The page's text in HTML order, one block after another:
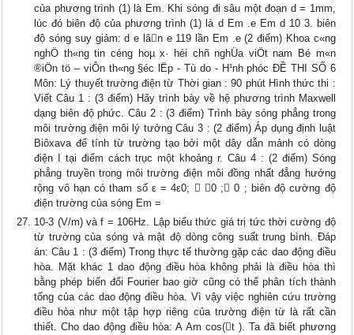
của phương trình (1) là Em. Khi sóng đi sâu một đoạn d = 1mm,
lúc đó biên độ của phương trình (1) là d Em .e Em d 10 3. biên
độ sóng suy giảm: d e lân e 119 lần Em .e (2 điểm) Khoa c«ng
nghÖ th«ng tin céng hoµ x· héi chñ nghÜa viÖt nam Bé m«n
®iÖn tö – viÔn th«ng §éc lËp - Tù do - H¹nh phóc ĐỀ THI SỐ 6
Môn: Lý thuyết trường điện từ Thời gian : 90 phút Hình thức thi :
Viết Câu 1 : (3 điểm) Hãy trình bày về hệ phương trình Maxwell
dạng biên độ phức. Câu 2 : (3 điểm) Trình bày sóng phẳng trong
môi trường điện môi lý tưởng Câu 3 : (2 điểm) Áp dụng định luật
Biôxava để tính từ trường tạo bởi một dây dẫn mảnh có dòng
điện I tại điểm cách trục một khoảng r. Câu 4 : (2 điểm) Sóng
phẳng truyền trong môi trường điện môi đồng nhất đẳng hướng
rộng vô hạn có tham số ε = 4ε0;  0 ; 0 ; biên độ cường độ
điện trường của sóng Em =
10-3 (V/m) và f = 106Hz. Lập biểu thức giá trị tức thời cường độ
từ trường của sóng và mật độ dòng công suất trung bình. Đáp
án: Câu 1 : (3 điểm) Trong thực tế thường gặp các dao động điều
hòa. Mặt khác 1 dao động điều hòa không phải là điều hòa thì
bằng phép biến đổi Fourier bao giờ cũng có thể phân tích thành
tổng của các dao động điều hòa. Vì vậy việc nghiên cứu trường
điều hòa như một tập hợp riêng của trường điện từ là rất cần
thiết. Cho dao động điều hòa: A Am cos(t ). Ta đã biết phương